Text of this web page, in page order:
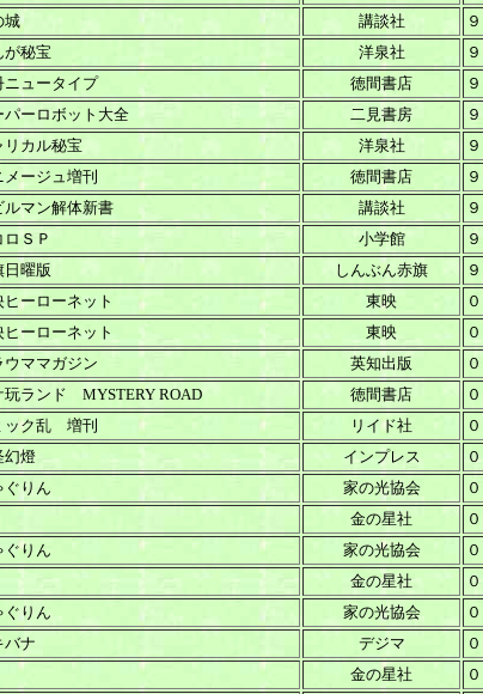
城 講談社
が秘宝 洋泉社
ニュータイプ 徳間書店
パーロボット大全 二見書房
リカル秘宝 洋泉社
メージュ増刊 徳間書店
ルマン解体新書 講談社
ロＳＰ 小学館
日曜版 しんぶん赤旗
ヒーローネット 東映
ヒーローネット 東映
ウママガジン 英知出版
玩ランド MYSTERY ROAD 徳間書店
ック乱 増刊 リイド社
幻燈 インプレス
ぐりん 家の光協会
金の星社
ぐりん 家の光協会
金の星社
ぐりん 家の光協会
バナ デジマ
金の星社